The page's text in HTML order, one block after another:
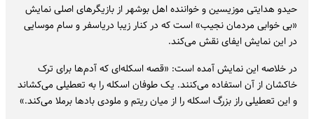
حیدو هدایتی موزیسین و خواننده اهل بوشهر از بازیگرهای اصلی نمایش
«بی خوابی مردمان نجیب» است که در کنار زیبا دریاسفر و سام موسایی
در این نمایش ایفای نقش می‌کند.
در خلاصه این نمایش آمده است: «قصه اسکله‌ای که آدم‌ها برای ترک
خاکشان از آن استفاده می‌کنند. یک طوفان اسکله را به تعطیلی می‌کشاند
و این تعطیلی راز بزرگ اسکله را از میان ریتم و ملودی بادها برملا می‌کند.»